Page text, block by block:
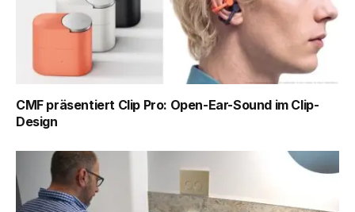
CMF präsentiert Clip Pro: Open-Ear-Sound im Clip-
Design